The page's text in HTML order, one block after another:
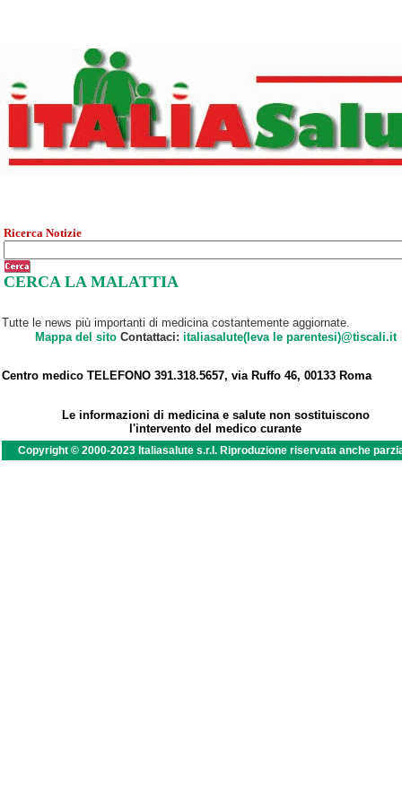
Ricerca Notizie
CERCA LA MALATTIA
Tutte le news più importanti di medicina costantemente aggiornate.
Mappa del sitoContattaci: italiasalute(leva le parentesi)@tiscali.it
Centro medico TELEFONO 391.318.5657, via Ruffo 46, 00133 Roma
Le informazioni di medicina e salute non sostituiscono
l'intervento del medico curante
Copyright © 2000-2023 Italiasalute s.r.l. Riproduzione riservata anche